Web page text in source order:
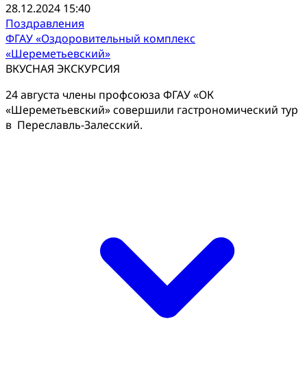
28.12.2024 15:40
Поздравления
ФГАУ «Оздоровительный комплекс
«Шереметьевский»
ВКУСНАЯ ЭКСКУРСИЯ
24 августа члены профсоюза ФГАУ «ОК
«Шереметьевский» совершили гастрономический тур
в Переславль-Залесский.